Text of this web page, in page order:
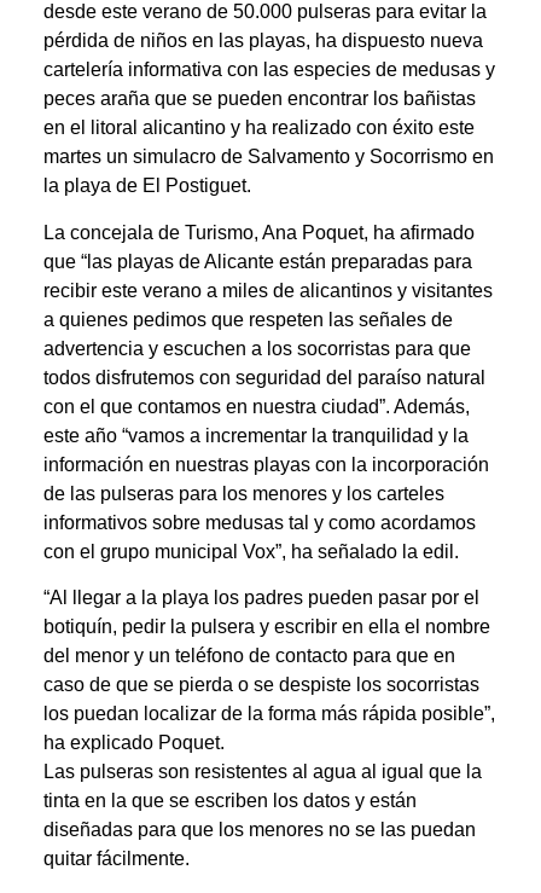
desde este verano de 50.000 pulseras para evitar la
pérdida de niños en las playas, ha dispuesto nueva
cartelería informativa con las especies de medusas y
peces araña que se pueden encontrar los bañistas
en el litoral alicantino y ha realizado con éxito este
martes un simulacro de Salvamento y Socorrismo en
la playa de El Postiguet.
La concejala de Turismo, Ana Poquet, ha afirmado
que “las playas de Alicante están preparadas para
recibir este verano a miles de alicantinos y visitantes
a quienes pedimos que respeten las señales de
advertencia y escuchen a los socorristas para que
todos disfrutemos con seguridad del paraíso natural
con el que contamos en nuestra ciudad”. Además,
este año “vamos a incrementar la tranquilidad y la
información en nuestras playas con la incorporación
de las pulseras para los menores y los carteles
informativos sobre medusas tal y como acordamos
con el grupo municipal Vox”, ha señalado la edil.
“Al llegar a la playa los padres pueden pasar por el
botiquín, pedir la pulsera y escribir en ella el nombre
del menor y un teléfono de contacto para que en
caso de que se pierda o se despiste los socorristas
los puedan localizar de la forma más rápida posible”,
ha explicado Poquet.
Las pulseras son resistentes al agua al igual que la
tinta en la que se escriben los datos y están
diseñadas para que los menores no se las puedan
quitar fácilmente.